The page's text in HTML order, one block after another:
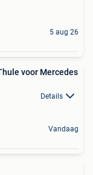
5 aug 26
voor Mercedes
Details
Vandaag